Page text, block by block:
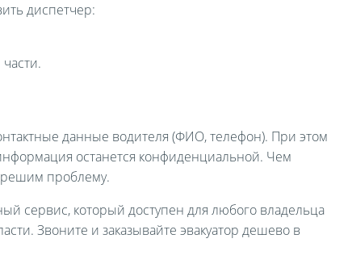
диспетчер:
данные водителя (ФИО, телефон). При этом
останется конфиденциальной. Чем
проблему.
сервис, который доступен для любого владельца
Звоните и заказывайте эвакуатор дешево в